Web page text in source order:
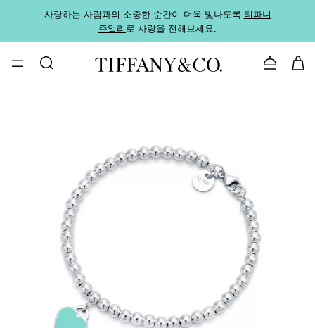
사랑하는 사람과의 소중한 순간이 더욱 빛나도록 티파니
주얼리로 사랑을 전해보세요.
문의하기